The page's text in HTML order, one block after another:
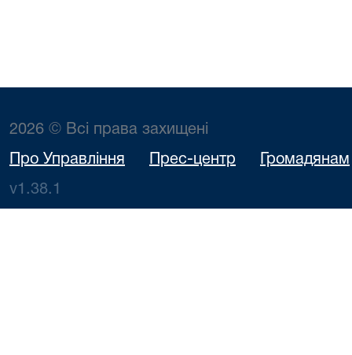
2026 © Всі права захищені
Про Управління Прес-центр Громадянам
v1.38.1